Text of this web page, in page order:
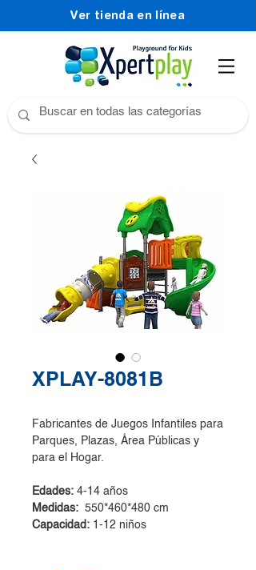
Ver tienda en línea
XPLAY-8081B
Fabricantes de Juegos Infantiles para
Parques, Plazas, Área Públicas y
para el Hogar.
Edades: 4-14 años
Medidas: 550*460*480 cm
Capacidad: 1-12 niños